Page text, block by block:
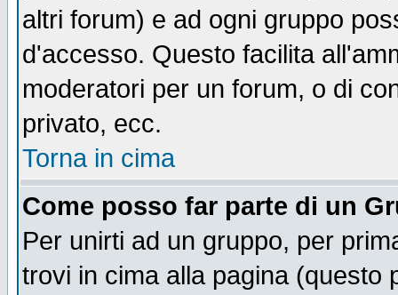
altri forum) e ad ogni gruppo
d'accesso. Questo facilita
moderatori per un forum, o di
privato, ecc.
Torna in cima
Come posso far parte di un
Per unirti ad un gruppo, per
trovi in cima alla pagina